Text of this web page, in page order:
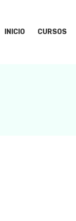
INICIO CURSOS